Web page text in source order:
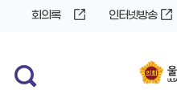
회의록 인터넷방송